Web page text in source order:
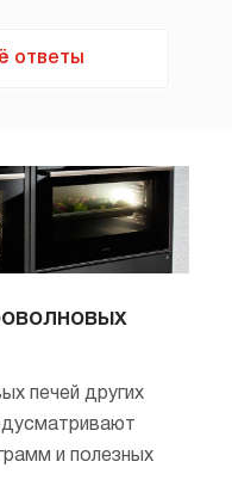
ответы
печей других
и полезных